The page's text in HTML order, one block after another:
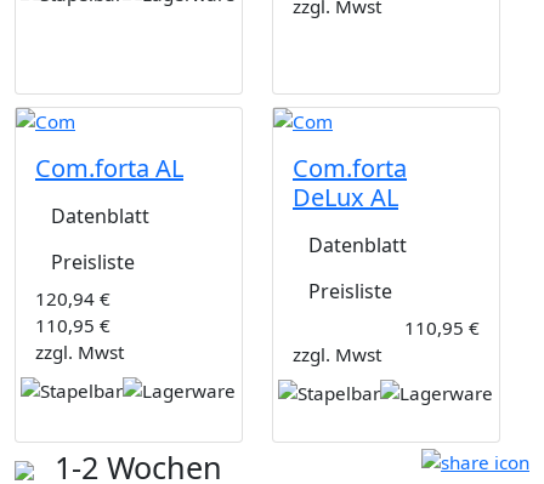
zzgl. Mwst
Com.forta AL
Datenblatt
Preisliste
120,94 €
110,95 €
zzgl. Mwst
Com.forta
DeLux AL
Datenblatt
Preisliste
110,95 €
zzgl. Mwst
1-2 Wochen